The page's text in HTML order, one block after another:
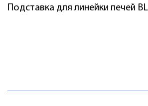
ASSH01
Подставка для линейки печей BL